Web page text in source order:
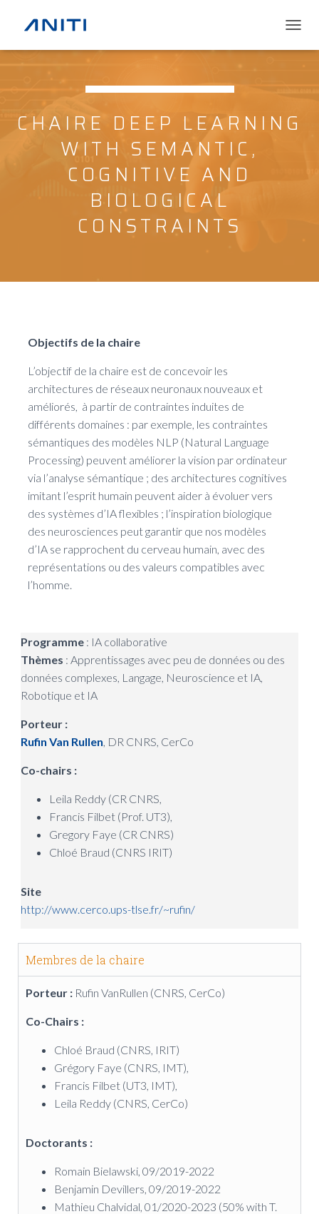
O
N
A
CHAIRE DEEP LEARNING
WITH SEMANTIC,
COGNITIVE AND
BIOLOGICAL
CONSTRAINTS
Objectifs de la chaire
L’objectif de la chaire est de concevoir les
architectures de réseaux neuronaux nouveaux et
améliorés, à partir de contraintes induites de
différents domaines : par exemple, les contraintes
sémantiques des modèles NLP (Natural Language
Processing) peuvent améliorer la vision par ordinateur
via l’analyse sémantique ; des architectures cognitives
imitant l’esprit humain peuvent aider à évoluer vers
des systèmes d’IA flexibles ; l’inspiration biologique
des neurosciences peut garantir que nos modèles
d’IA se rapprochent du cerveau humain, avec des
représentations ou des valeurs compatibles avec
l’homme.
Programme : IA collaborative
Thèmes : Apprentissages avec peu de données ou des
données complexes, Langage, Neuroscience et IA,
Robotique et IA
Porteur :
Rufin Van Rullen, DR CNRS, CerCo
Co-chairs :
Leila Reddy (CR CNRS,
Francis Filbet (Prof. UT3),
Gregory Faye (CR CNRS)
Chloé Braud (CNRS IRIT)
Site
http://www.cerco.ups-tlse.fr/~rufin/
Membres de la chaire
Porteur : Rufin VanRullen (CNRS, CerCo)
Co-Chairs :
Chloé Braud (CNRS, IRIT)
Grégory Faye (CNRS, IMT),
Francis Filbet (UT3, IMT),
Leila Reddy (CNRS, CerCo)
Doctorants :
Romain Bielawski, 09/2019-2022
Benjamin Devillers, 09/2019-2022
Mathieu Chalvidal, 01/2020-2023 (50% with T.